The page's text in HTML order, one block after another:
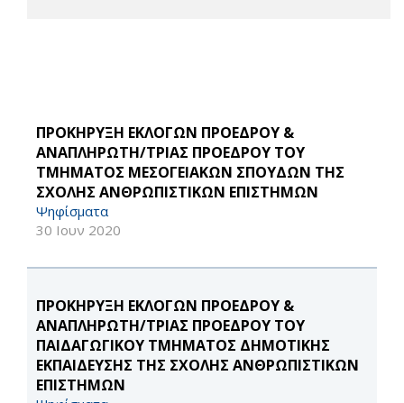
ΠΡΟΚΗΡΥΞΗ ΕΚΛΟΓΩΝ ΠΡΟΕΔΡΟΥ &
ΑΝΑΠΛΗΡΩΤΗ/ΤΡΙΑΣ ΠΡΟΕΔΡΟΥ ΤΟΥ
ΤΜΗΜΑΤΟΣ ΜΕΣΟΓΕΙΑΚΩΝ ΣΠΟΥΔΩΝ ΤΗΣ
ΣΧΟΛΗΣ ΑΝΘΡΩΠΙΣΤΙΚΩΝ ΕΠΙΣΤΗΜΩΝ
Ψηφίσματα
30 Ιουν 2020
ΠΡΟΚΗΡΥΞΗ ΕΚΛΟΓΩΝ ΠΡΟΕΔΡΟΥ &
ΑΝΑΠΛΗΡΩΤΗ/ΤΡΙΑΣ ΠΡΟΕΔΡΟΥ ΤΟΥ
ΠΑΙΔΑΓΩΓΙΚΟΥ ΤΜΗΜΑΤΟΣ ΔΗΜΟΤΙΚΗΣ
ΕΚΠΑΙΔΕΥΣΗΣ ΤΗΣ ΣΧΟΛΗΣ ΑΝΘΡΩΠΙΣΤΙΚΩΝ
ΕΠΙΣΤΗΜΩΝ